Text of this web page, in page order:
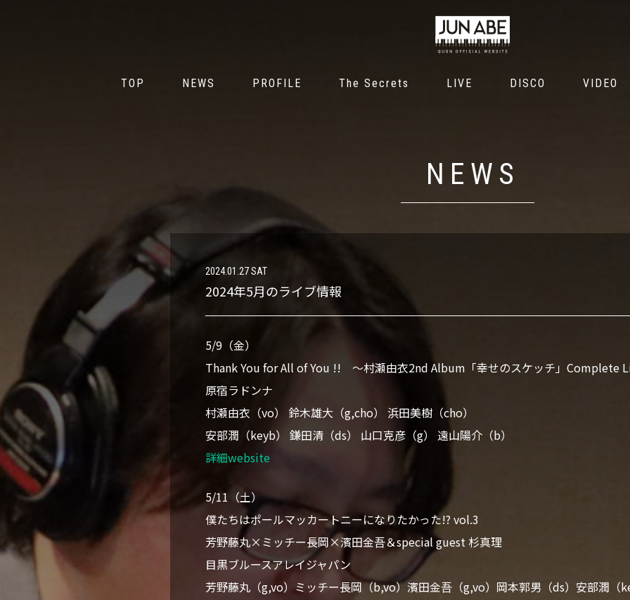
TOP NEWS PROFILE The Secrets LIVE DISCO VIDEO
LIVE DISCOGRAPHY
NEWS
2024.01.27 SAT
2024年5月のライブ情報
5/9（金）
Thank You for All of You !! 〜村瀬由衣2nd Album「幸せのスケッチ」Complete
原宿ラドンナ
村瀬由衣（vo） 鈴木雄大（g,cho） 浜田美樹（cho）
安部潤（keyb） 鎌田清（ds） 山口克彦（g） 遠山陽介（b）
詳細website
5/11（土）
僕たちはポールマッカートニーになりたかった!? vol.3
芳野藤丸×ミッチー長岡×濱田金吾＆special guest 杉真理
目黒ブルースアレイジャパン
芳野藤丸（g,vo）ミッチー長岡（b,vo）濱田金吾（g,vo）岡本郭男（ds）安部潤